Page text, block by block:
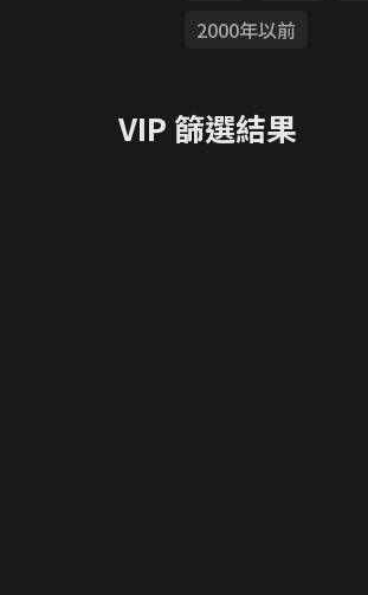
2000年以前
VIP 篩選結果